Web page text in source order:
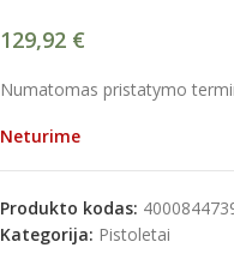
129,92 €
Numatomas pristatymo
Neturime
Produkto kodas:
Kategorija: Pistoletai